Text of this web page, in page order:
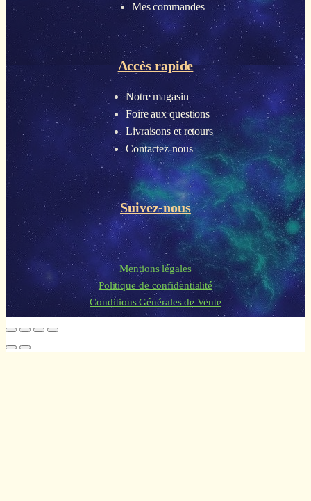
Mes commandes
Accès rapide
Notre magasin
Foire aux questions
Livraisons et retours
Contactez-nous
Suivez-nous
Mentions légales
Politique de confidentialité
Conditions Générales de Vente